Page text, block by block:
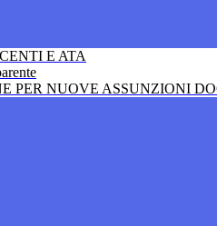
E ATA
PER NUOVE ASSUNZIONI